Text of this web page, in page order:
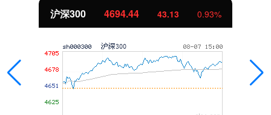
沪深300 4694.44 43.13 0.93%